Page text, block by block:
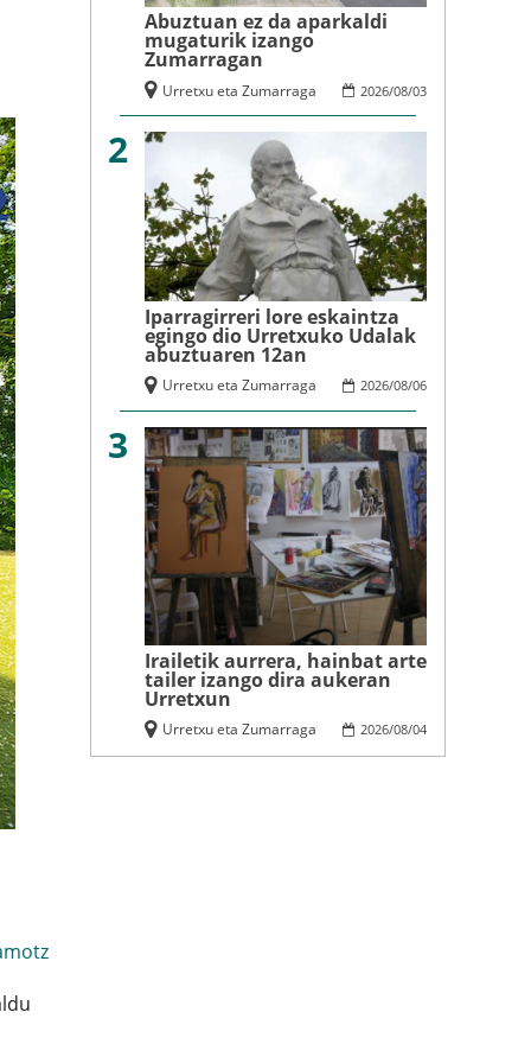
Abuztuan ez da aparkaldi
mugaturik izango
Zumarragan
2026/08/03
Urretxu eta Zumarraga
2
Iparragirreri lore eskaintza
egingo dio Urretxuko Udalak
abuztuaren 12an
2026/08/06
Urretxu eta Zumarraga
3
Irailetik aurrera, hainbat arte
tailer izango dira aukeran
Urretxun
2026/08/04
Urretxu eta Zumarraga